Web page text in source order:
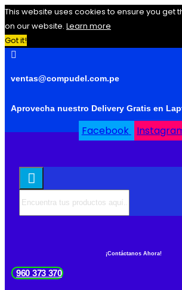
This website uses cookies to ensure you get
on our website. Learn more
Got it!
ventas@compudel.com.pe
Aprovecha nuestro Delivery Gratis en
Facebook
¡Contáctanos Ahora!
960 373 370